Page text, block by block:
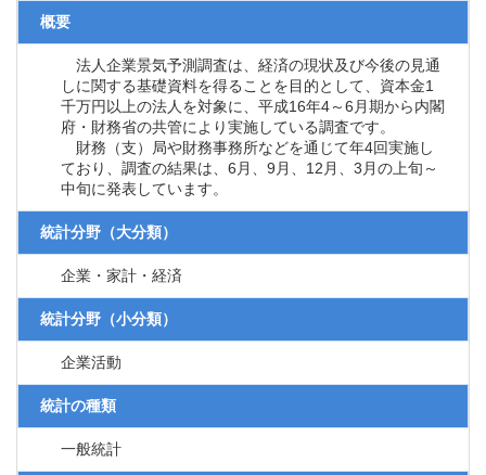
概要
法人企業景気予測調査は、経済の現状及び今後の見通
しに関する基礎資料を得ることを目的として、資本金1
千万円以上の法人を対象に、平成16年4～6月期から内閣
府・財務省の共管により実施している調査です。
財務（支）局や財務事務所などを通じて年4回実施し
ており、調査の結果は、6月、9月、12月、3月の上旬～
中旬に発表しています。
統計分野（大分類）
企業・家計・経済
統計分野（小分類）
企業活動
統計の種類
一般統計